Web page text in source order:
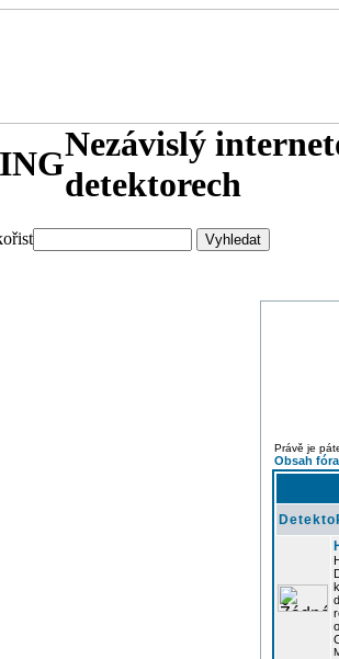
Nezávislý
detektorech
Právě je
Obsah